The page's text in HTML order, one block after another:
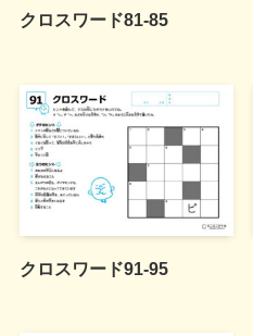
クロスワード81-85
クロスワード91-95